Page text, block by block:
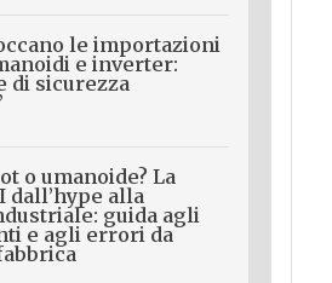
le importazioni
e inverter:
di sicurezza
o umanoide? La
dall’hype alla
guida agli
e agli errori da